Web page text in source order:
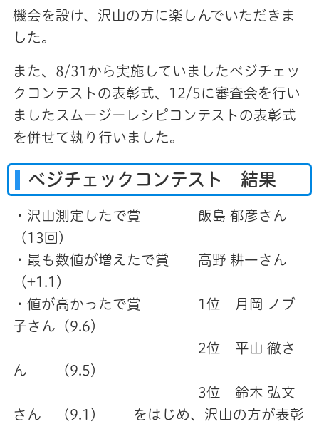
機会を設け、沢山の方に楽しんでいただきま
した。
また、8/31から実施していましたベジチェッ
クコンテストの表彰式、12/5に審査会を行い
ましたスムージーレシピコンテストの表彰式
を併せて執り行いました。
ベジチェックコンテスト 結果
・沢山測定したで賞 飯島 郁彦さん
（13回）
・最も数値が増えたで賞 高野 耕一さん
（+1.1）
・値が高かったで賞 1位 月岡 ノブ
子さん（9.6）
2位 平山 徹さ
ん （9.5）
3位 鈴木 弘文
さん （9.1） をはじめ、沢山の方が表彰